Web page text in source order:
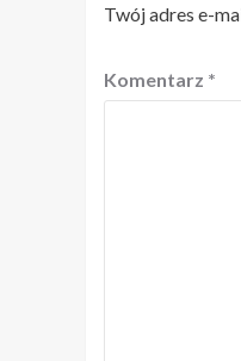
Twój adres e-
Komentarz *